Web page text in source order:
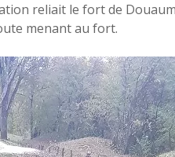
reliait le fort de
menant au fort.